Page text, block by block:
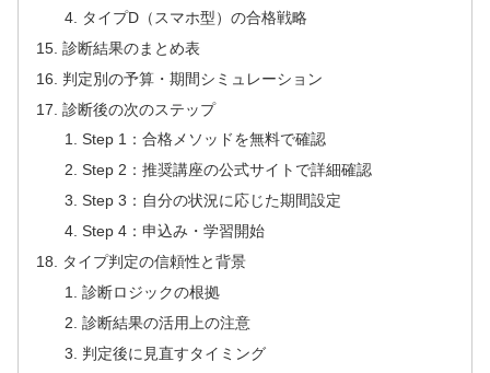
タイプD（スマホ型）の合格戦略
診断結果のまとめ表
判定別の予算・期間シミュレーション
診断後の次のステップ
Step 1：合格メソッドを無料で確認
Step 2：推奨講座の公式サイトで詳細確認
Step 3：自分の状況に応じた期間設定
Step 4：申込み・学習開始
タイプ判定の信頼性と背景
診断ロジックの根拠
診断結果の活用上の注意
判定後に見直すタイミング